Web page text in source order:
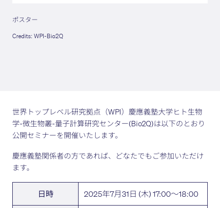
ポスター
Credits: WPI-Bio2Q
世界トップレベル研究拠点（WPI）慶應義塾大学ヒト生物
学-微生物叢-量子計算研究センター(Bio2Q)は以下のとおり
公開セミナーを開催いたします。
慶應義塾関係者の方であれば、どなたでもご参加いただけ
ます。
日時 2025年7月31日 (木) 17:00～18:00